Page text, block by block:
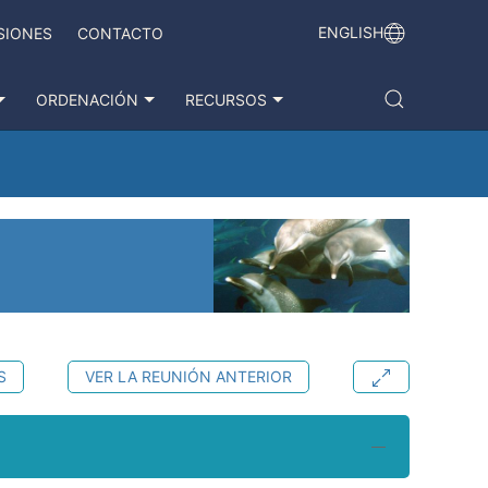
CONTACTO ENGLISH
ORDENACIÓN RECURSOS
VER LA REUNIÓN ANTERIOR